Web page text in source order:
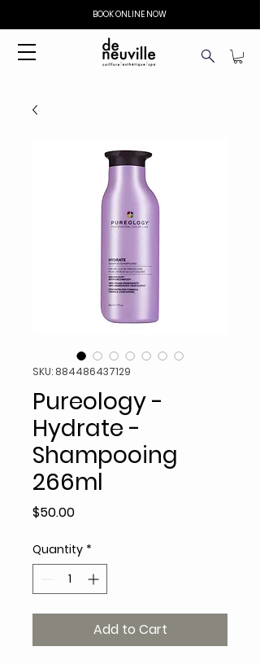
BOOK ONLINE NOW
SKU: 884486437129
Pureology -
Hydrate -
Shampooing
266ml
$50.00Price
Quantity *
Add to Cart